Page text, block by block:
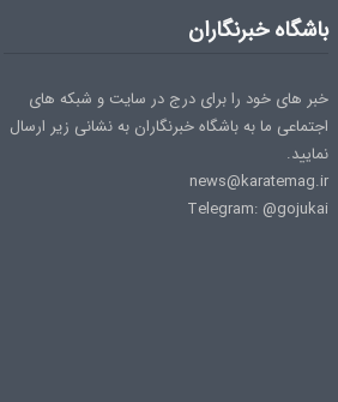
باشگاه خبرنگاران
خبر های خود را برای درج در سایت و شبکه های
اجتماعی ما به باشگاه خبرنگاران به نشانی زیر ارسال
نمایید.
news@karatemag.ir
Telegram: @gojukai